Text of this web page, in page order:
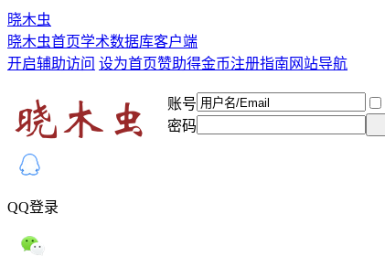
晓木虫
晓木虫首页学术数据库客户端
开启辅助访问 设为首页赞助得金币注册指南 网站导航
账号
密码
QQ登录